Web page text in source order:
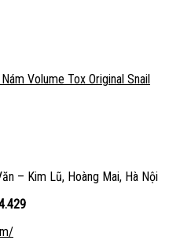
Volume Tox Original Snail
– Kim Lũ, Hoàng Mai, Hà Nội